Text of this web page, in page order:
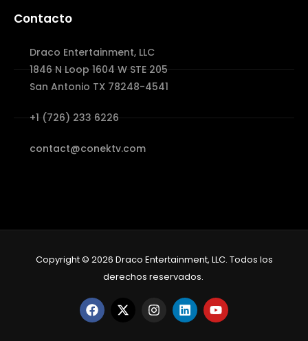
Contacto
Draco Entertainment, LLC
1846 N Loop 1604 W STE 205
San Antonio TX 78248-4541
+1 (726) 233 6226
contact@conektv.com
Copyright © 2026 Draco Entertainment, LLC. Todos los
derechos reservados.